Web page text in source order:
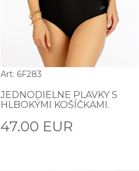
Art: 6F283
JEDNODIELNE PLAVKY S
HLBOKÝMI KOŠÍČKAMI.
47.00 EUR